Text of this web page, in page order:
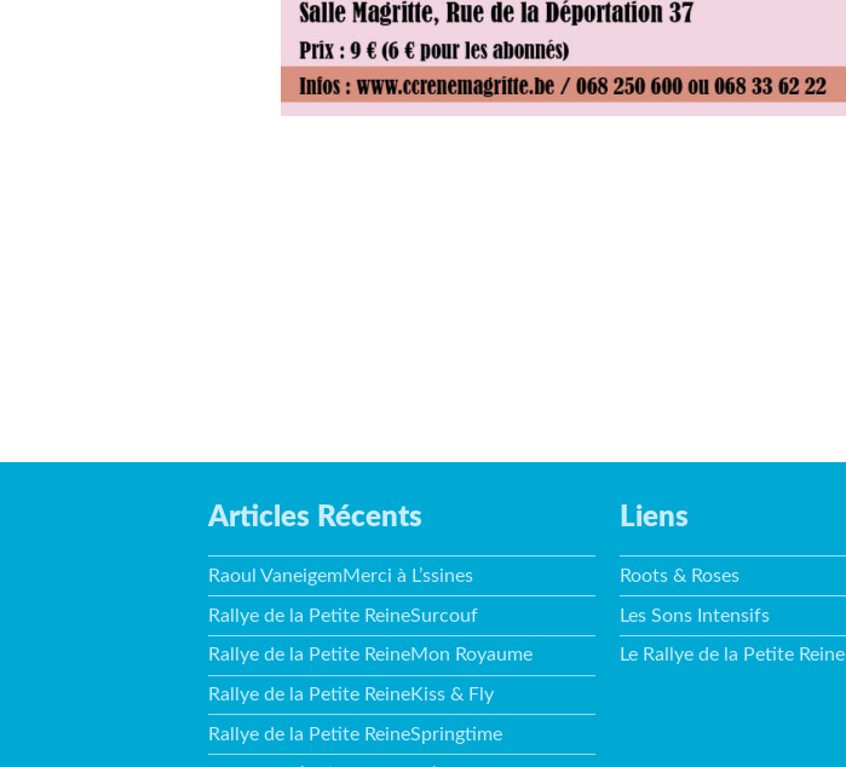
Articles Récents
Raoul VaneigemMerci à L’ssines
Rallye de la Petite ReineSurcouf
Rallye de la Petite ReineMon Royaume
Rallye de la Petite ReineKiss & Fly
Rallye de la Petite ReineSpringtime
Liens
Roots & Roses
Les Sons Intensifs
Le Rallye de la Petite Reine